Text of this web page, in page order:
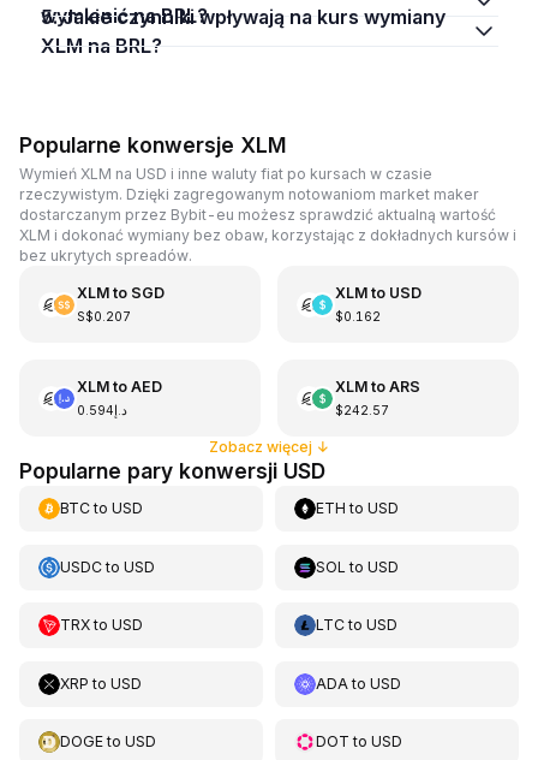
wymienić na BRL?
5. Jakie czynniki wpływają na kurs wymiany
XLM na BRL?
Popularne konwersje XLM
Wymień XLM na USD i inne waluty fiat po kursach w czasie
rzeczywistym. Dzięki zagregowanym notowaniom market maker
dostarczanym przez Bybit-eu możesz sprawdzić aktualną wartość
XLM i dokonać wymiany bez obaw, korzystając z dokładnych kursów i
bez ukrytych spreadów.
XLMto SGD
S$0.207
XLMto USD
$0.162
XLMto AED
د.إ0.594
XLMto ARS
$242.57
Zobacz więcej ↓
Popularne pary konwersji USD
BTCto USD ETH toUSD
USDCto USD SOL toUSD
TRXto USD LTCtoUSD
XRP to USD ADA toUSD
DOGEto USD DOT toUSD